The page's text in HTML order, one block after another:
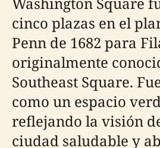
cinco plazas en el
Penn de 1682 para
originalmente
Southeast Square.
como un espacio
reflejando la visión
ciudad saludable y